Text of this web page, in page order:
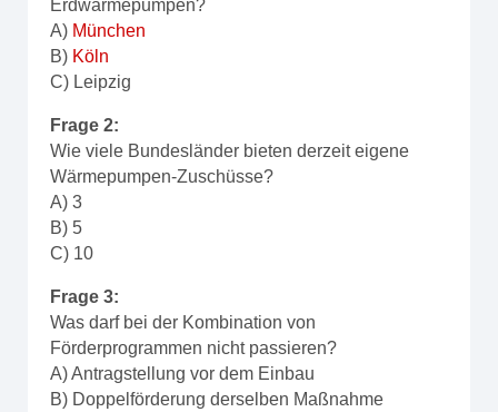
Erdwärmepumpen?
A) München
B) Köln
C) Leipzig
Frage 2:
Wie viele Bundesländer bieten derzeit eigene
Wärmepumpen-Zuschüsse?
A) 3
B) 5
C) 10
Frage 3:
Was darf bei der Kombination von
Förderprogrammen nicht passieren?
A) Antragstellung vor dem Einbau
B) Doppelförderung derselben Maßnahme